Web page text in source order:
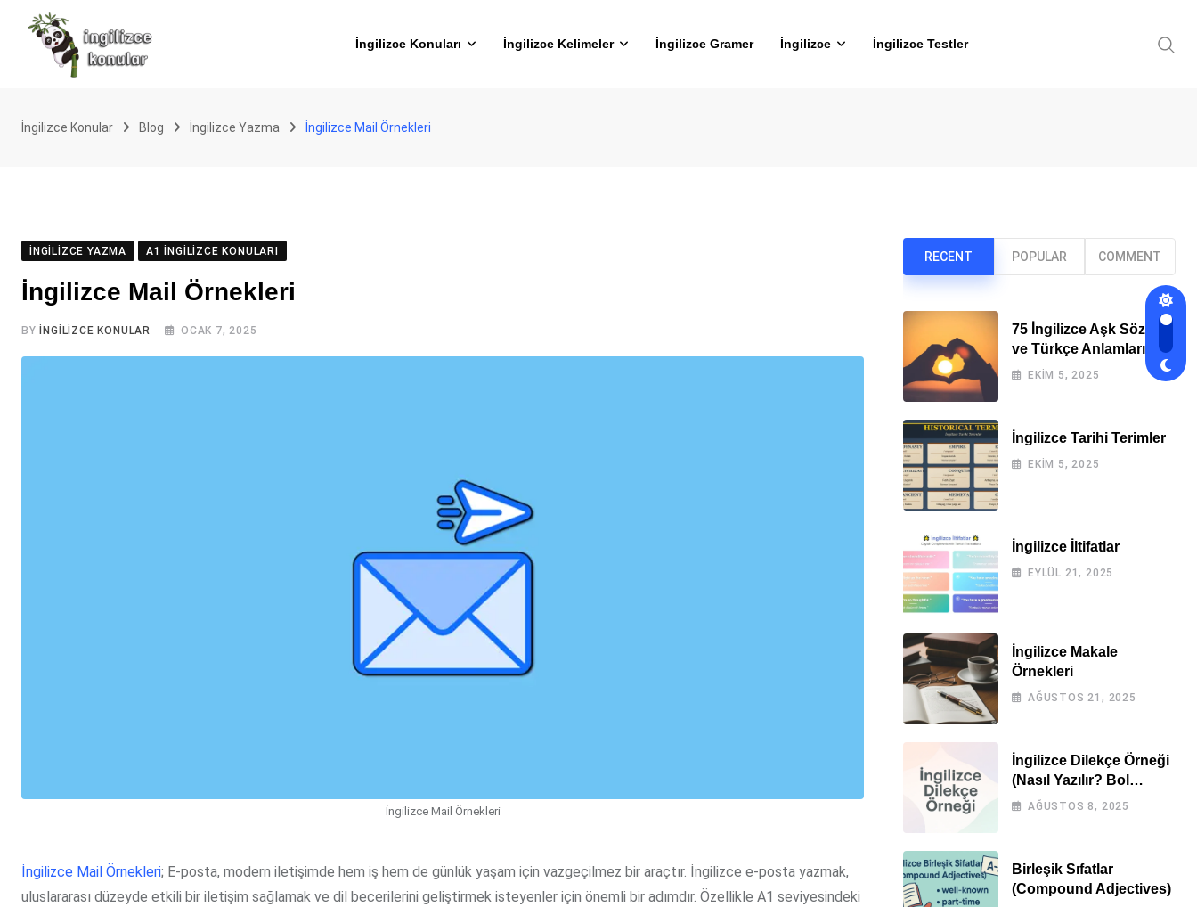
İngilizce Konuları İngilizce Kelimeler İngilizce Gramer İngilizce İngilizce Testler
İngilizce Konular Blog İngilizce Yazma İngilizce Mail Örnekleri
İNGILIZCE YAZMA A1 İNGILIZCE KONULARI
İngilizce Mail Örnekleri
BY İNGILIZCE KONULAR OCAK 7, 2025
İngilizce Mail Örnekleri
İngilizce Mail Örnekleri; E-posta, modern iletişimde hem iş hem de günlük yaşam için vazgeçilmez bir araçtır. İngilizce e-posta yazmak,
uluslararası düzeyde etkili bir iletişim sağlamak ve dil becerilerini geliştirmek isteyenler için önemli bir adımdır. Özellikle A1 seviyesindeki
RECENT POPULAR COMMENT
75 İngilizce Aşk Sözleri
ve Türkçe Anlamları
EKIM 5, 2025
İngilizce Tarihi Terimler
EKIM 5, 2025
İngilizce İltifatlar
EYLÜL 21, 2025
İngilizce Makale
Örnekleri
AĞUSTOS 21, 2025
İngilizce Dilekçe Örneği
(Nasıl Yazılır? Bol
Örnekli)
AĞUSTOS 8, 2025
Birleşik Sıfatlar
(Compound Adjectives)